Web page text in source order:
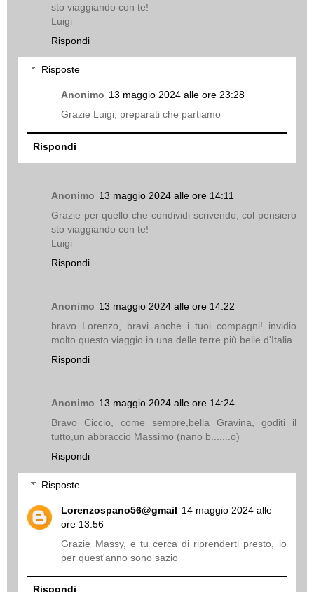
sto viaggiando con te!
Luigi
Rispondi
Risposte
Anonimo 13 maggio 2024 alle ore 23:28
Grazie Luigi, preparati che partiamo
Rispondi
Anonimo 13 maggio 2024 alle ore 14:11
Grazie per quello che condividi scrivendo, col pensiero
sto viaggiando con te!
Luigi
Rispondi
Anonimo 13 maggio 2024 alle ore 14:22
bravo Lorenzo, bravi anche i tuoi compagni! invidio
molto questo viaggio in una delle terre più belle d'Italia.
Rispondi
Anonimo 13 maggio 2024 alle ore 14:24
Bravo Ciccio, come sempre,bella Gravina, goditi il
tutto,un abbraccio Massimo (nano b.......o)
Rispondi
Risposte
Lorenzospano56@gmail 14 maggio 2024 alle
ore 13:56
Grazie Massy, e tu cerca di riprenderti presto, io
per quest'anno sono sazio
Rispondi